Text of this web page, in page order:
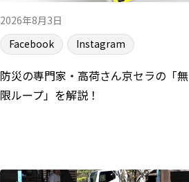
2026年8月3日
Facebook
Instagram
防災の専門家・高荷さん京セラの「無
限ループ」を解説！